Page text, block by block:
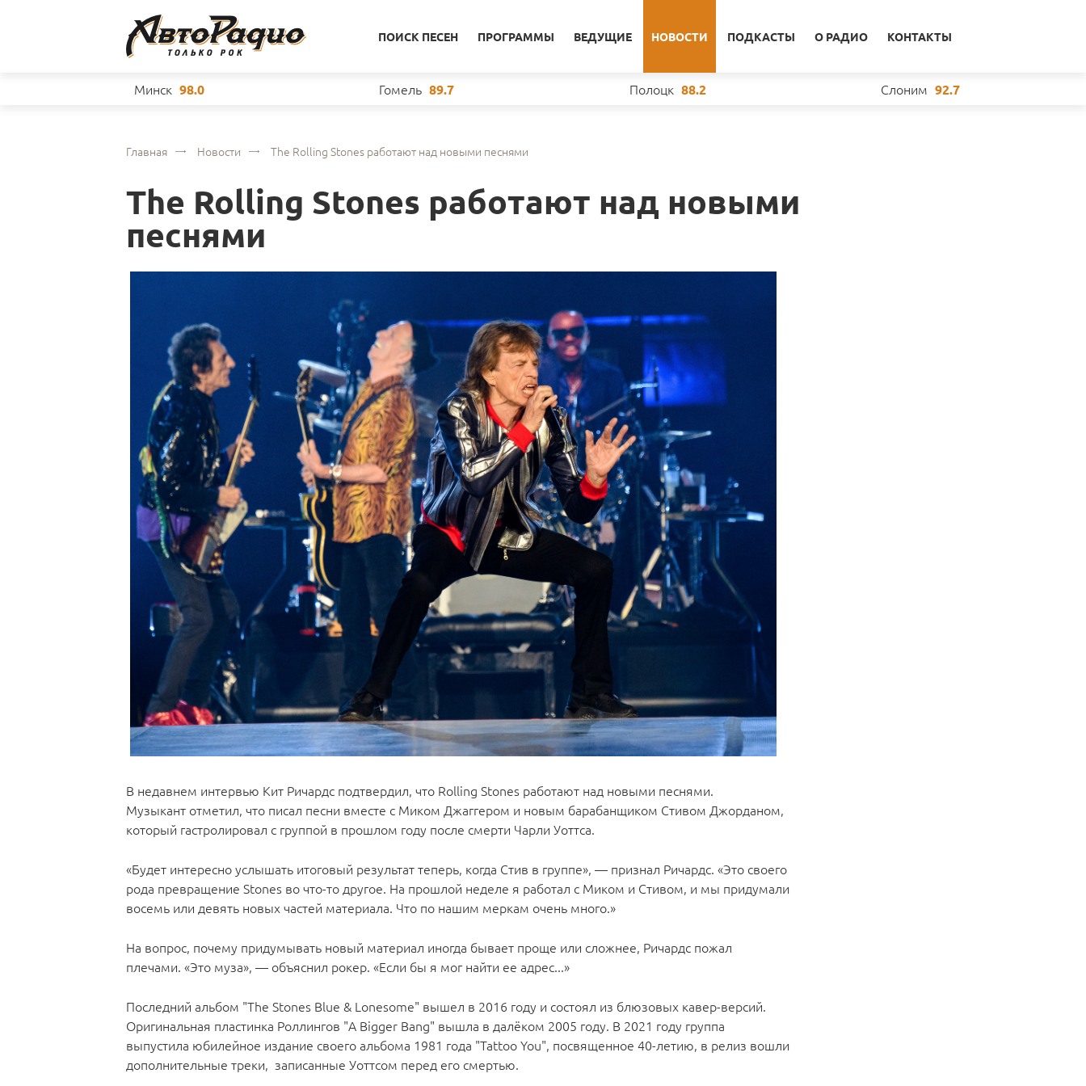
ПОИСК ПЕСЕН ПРОГРАММЫ ВЕДУЩИЕ НОВОСТИ ПОДКАСТЫ О РАДИО КОНТАКТЫ
Минск 98.0 Гомель 89.7 Полоцк 88.2 Слоним 92.7
Главная Новости The Rolling Stones работают над новыми песнями
The Rolling Stones работают над новыми
песнями
В недавнем интервью Кит Ричардс подтвердил, что Rolling Stones работают над новыми песнями.
Музыкант отметил, что писал песни вместе с Миком Джаггером и новым барабанщиком Стивом Джорданом,
который гастролировал с группой в прошлом году после смерти Чарли Уоттса.
«Будет интересно услышать итоговый результат теперь, когда Стив в группе», — признал Ричардс. «Это своего
рода превращение Stones во что-то другое. На прошлой неделе я работал с Миком и Стивом, и мы придумали
восемь или девять новых частей материала. Что по нашим меркам очень много.»
На вопрос, почему придумывать новый материал иногда бывает проще или сложнее, Ричардс пожал
плечами. «Это муза», — объяснил рокер. «Если бы я мог найти ее адрес...»
Последний альбом "The Stones Blue & Lonesome" вышел в 2016 году и состоял из блюзовых кавер-версий.
Оригинальная пластинка Роллингов "A Bigger Bang" вышла в далёком 2005 году. В 2021 году группа
выпустила юбилейное издание своего альбома 1981 года "Tattoo You", посвященное 40-летию, в релиз вошли
дополнительные треки, записанные Уоттсом перед его смертью.